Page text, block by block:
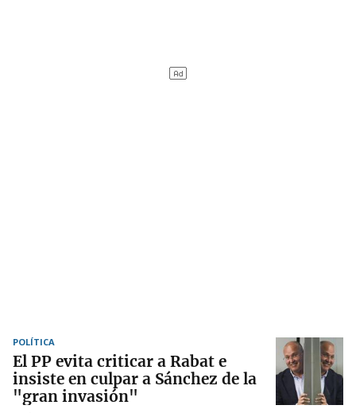
POLÍTICA
El PP evita criticar a Rabat e
insiste en culpar a Sánchez de la
"gran invasión"